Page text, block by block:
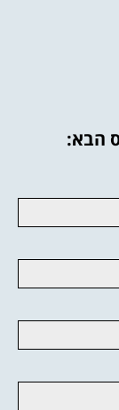
הבא: